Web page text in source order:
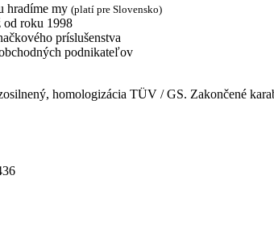
hradíme my (platí pre Slovensko)
od roku 1998
príslušenstva
podnikateľov
homologizácia TÜV / GS. Zakončené